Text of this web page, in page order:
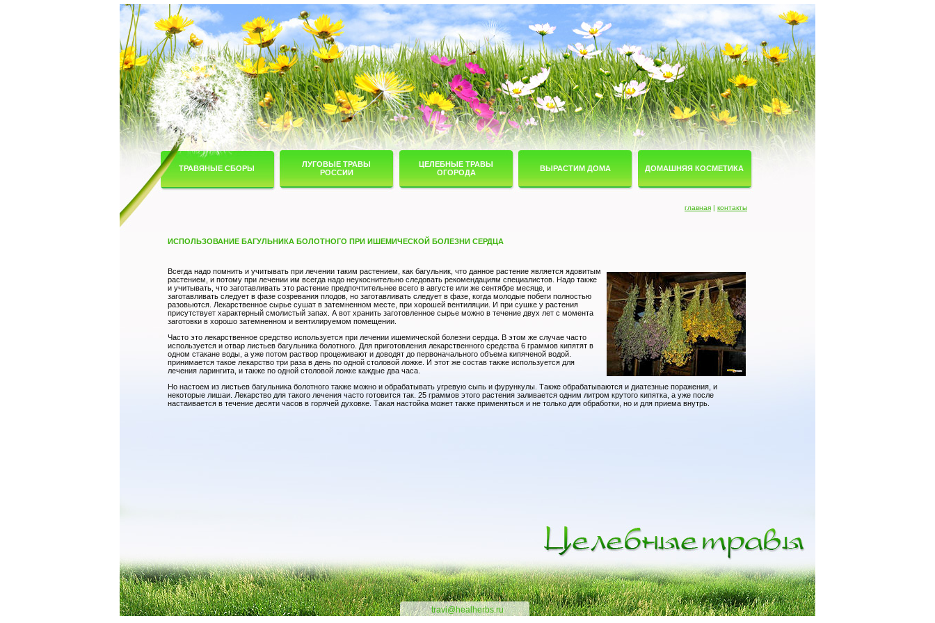
ТРАВЯНЫЕ СБОРЫ
ЛУГОВЫЕ ТРАВЫ
РОССИИ
ЦЕЛЕБНЫЕ ТРАВЫ
ОГОРОДА
ВЫРАСТИМ ДОМА ДОМАШНЯЯ КОСМЕТИКА
главная | контакты
ИСПОЛЬЗОВАНИЕ БАГУЛЬНИКА БОЛОТНОГО ПРИ ИШЕМИЧЕСКОЙ БОЛЕЗНИ СЕРДЦА
Всегда надо помнить и учитывать при лечении таким растением, как багульник, что данное растение является ядовитым
растением, и потому при лечении им всегда надо неукоснительно следовать рекомендациям специалистов. Надо также
и учитывать, что заготавливать это растение предпочтительнее всего в августе или же сентябре месяце, и
заготавливать следует в фазе созревания плодов, но заготавливать следует в фазе, когда молодые побеги полностью
разовьются. Лекарственное сырье сушат в затемненном месте, при хорошей вентиляции. И при сушке у растения
присутствует характерный смолистый запах. А вот хранить заготовленное сырье можно в течение двух лет с момента
заготовки в хорошо затемненном и вентилируемом помещении.
Часто это лекарственное средство используется при лечении ишемической болезни сердца. В этом же случае часто
используется и отвар листьев багульника болотного. Для приготовления лекарственного средства 6 граммов кипятят в
одном стакане воды, а уже потом раствор процеживают и доводят до первоначального объема кипяченой водой.
принимается такое лекарство три раза в день по одной столовой ложке. И этот же состав также используется для
лечения ларингита, и также по одной столовой ложке каждые два часа.
Но настоем из листьев багульника болотного также можно и обрабатывать угревую сыпь и фурункулы. Также обрабатываются и диатезные поражения, и
некоторые лишаи. Лекарство для такого лечения часто готовится так. 25 граммов этого растения заливается одним литром крутого кипятка, а уже после
настаивается в течение десяти часов в горячей духовке. Такая настойка может также применяться и не только для обработки, но и для приема внутрь.
travi@healherbs.ru